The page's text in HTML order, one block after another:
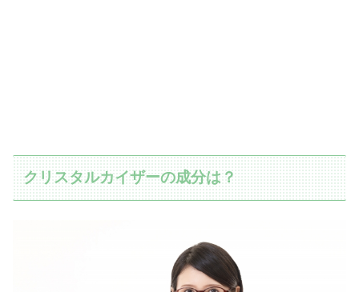
クリスタルカイザーの成分は？